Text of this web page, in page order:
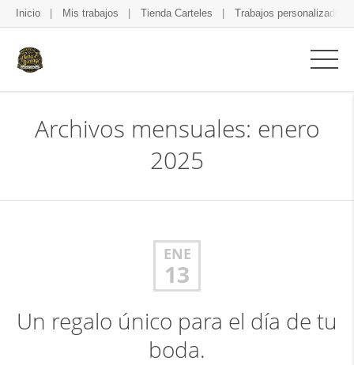
Inicio Mis trabajos Tienda Carteles Trabajos personalizados
Archivos mensuales: enero
2025
ENE
13
Un regalo único para el día de tu
boda.